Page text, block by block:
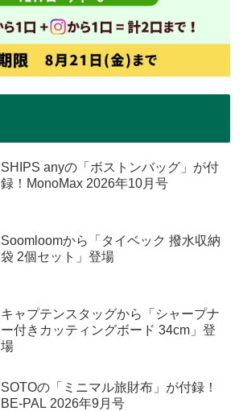
SHIPS anyの「ボストンバッグ」が付
録！MonoMax 2026年10月号
Soomloomから「タイベック 撥水収納
袋 2個セット」登場
キャプテンスタッグから「シャープナ
ー付きカッティングボード 34cm」登
場
SOTOの「ミニマル旅財布」が付録！
BE-PAL 2026年9月号